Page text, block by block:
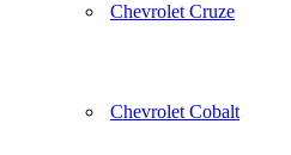
Chevrolet Cruze
Chevrolet Cobalt